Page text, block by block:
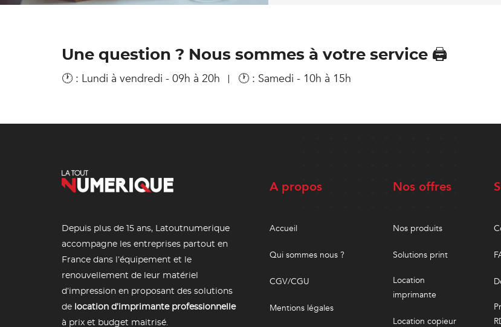
Une question ? Nous sommes à votre service 🖨️
🕐 : Lundi à vendredi - 09h à 20h 🕐 : Samedi - 10h à 15h
Depuis plus de 15 ans, Latoutnumerique
accompagne les entreprises partout en
France dans l’équipement et le
renouvellement de leur matériel
d’impression en proposant des solutions
de location d’imprimante professionnelle
à prix et budget maitrisé.
A propos
Accueil
Qui sommes nous ?
CGV/CGU
Mentions légales
Nos offres
Nos produits
Solutions print
Location
imprimante
Location copieur